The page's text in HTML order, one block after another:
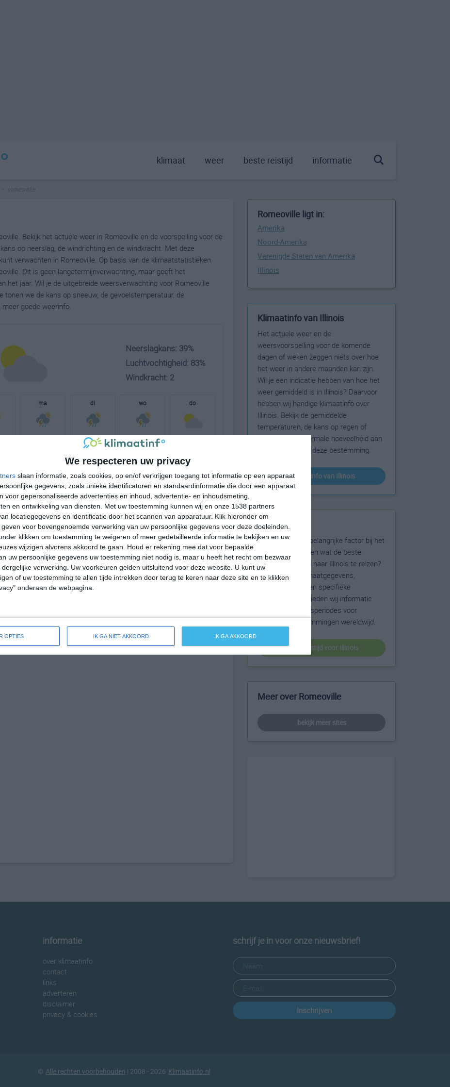
We respecteren uw privacy
slaan informatie, zoals cookies, op en/of verkrijgen toegang tot informatie op een apparaat
gegevens, zoals unieke identificatoren en standaardinformatie die door een apparaat
voor gepersonaliseerde advertenties en inhoud, advertentie- en inhoudsmeting,
en ontwikkeling van diensten.
Met uw toestemming kunnen wij en onze 1538 partners
locatiegegevens en identificatie door het scannen van apparatuur. Klik hieronder om
voor bovengenoemde verwerking van uw persoonlijke gegevens voor deze doeleinden.
klikken om toestemming te weigeren of meer gedetailleerde informatie te bekijken en uw
wijzigen alvorens akkoord te gaan.
Houd er rekening mee dat voor bepaalde
uw persoonlijke gegevens uw toestemming niet nodig is, maar u heeft het recht om bezwaar
verwerking. Uw voorkeuren gelden uitsluitend voor deze website. U kunt uw
of uw toestemming te allen tijde intrekken door terug te keren naar deze site en te klikken
onderaan de webpagina.
OPTIES IK GA NIET AKKOORD IK GA AKKOORD
klimaat weer beste reistijd informatie
Bekijk het actuele weer in Romeoville en de voorspelling voor de
op neerslag, de windrichting en de windkracht. Met deze
verwachten in Romeoville. Op basis van de klimaatstatistieken
Dit is geen langetermijnverwachting, maar geeft het
het jaar. Wil je de uitgebreide weersverwachting voor Romeoville
tonen we de kans op sneeuw, de gevoelstemperatuur, de
goede weerinfo.
Neerslagkans: 39%
Luchtvochtigheid: 83%
Windkracht: 2
ma di
27° 20°
wo
19°
do
21°C 24°C 26°C 27°C
04:00 07:00 10:00 13:00 16:00
04:00 07:00 10:00 13:00 16:00
WZW 2 WNW 2 NW 2 NW 2 WNW 2
04:00 07:00
weersverwachting voor Romeoville
Romeoville ligt in:
Amerika
Noord-Amerika
Verenigde Staten van Amerika
Illinois
Klimaatinfo van Illinois
Het actuele weer en de
weersvoorspelling voor de komende
dagen of weken zeggen niets over hoe
het weer in andere maanden kan zijn.
Wil je een indicatie hebben van hoe het
weer gemiddeld is in Illinois? Daarvoor
hebben wij handige klimaatinfo over
Illinois. Bekijk de gemiddelde
temperaturen, de kans op regen of
sneeuw en de normale hoeveelheid aan
zonneschijn voor deze bestemming.
klimaatinfo van Illinois
Beste reistijd
Het weer is een belangrijke factor bij het
reizen. Wil je weten wat de beste
maanden zijn om naar Illinois te reizen?
Op basis van klimaatgegevens,
weersextremen en specifieke
weerinformatie bieden wij informatie
over de beste reisperiodes voor
duizenden bestemmingen wereldwijd.
beste reistijd voor Illinois
Meer over Romeoville
bekijk meer sites
informatie
over klimaatinfo
contact
links
adverteren
disclaimer
privacy & cookies
schrijf je in voor onze nieuwsbrief!
Inschrijven
© Alle rechten voorbehouden | 2008 - 2026 Klimaatinfo.nl